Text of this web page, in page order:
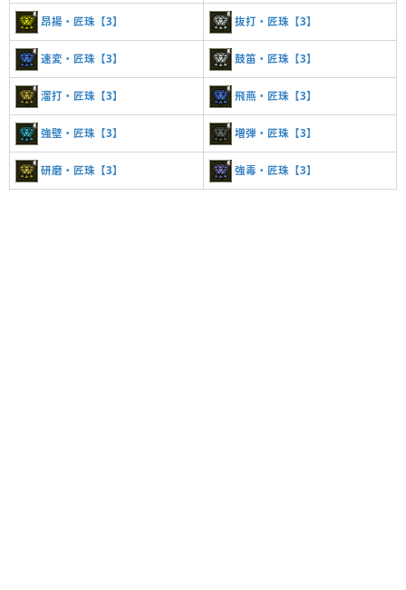
昂揚・匠珠【3】 抜打・匠珠【3】
速変・匠珠【3】 鼓笛・匠珠【3】
溜打・匠珠【3】 飛燕・匠珠【3】
強壁・匠珠【3】 増弾・匠珠【3】
研磨・匠珠【3】 強毒・匠珠【3】